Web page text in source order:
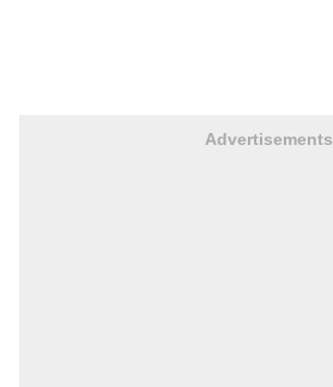
Advertisements